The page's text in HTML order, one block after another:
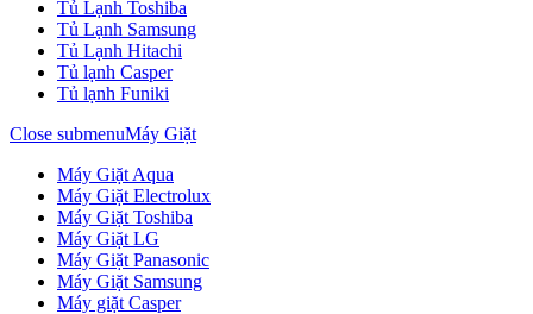
Tủ Lạnh Toshiba
Tủ Lạnh Samsung
Tủ Lạnh Hitachi
Tủ lạnh Casper
Tủ lạnh Funiki
Close submenuMáy Giặt
Máy Giặt Aqua
Máy Giặt Electrolux
Máy Giặt Toshiba
Máy Giặt LG
Máy Giặt Panasonic
Máy Giặt Samsung
Máy giặt Casper